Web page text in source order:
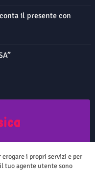
il presente con
può pertanto considerarsi
n.62 del 7.03.2001
i propri servizi e per
tuo agente utente sono